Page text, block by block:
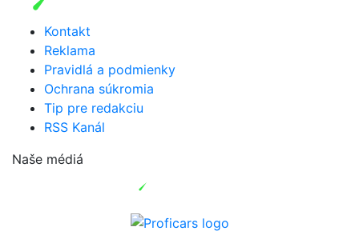
Kontakt
Reklama
Pravidlá a podmienky
Ochrana súkromia
Tip pre redakciu
RSS Kanál
Naše médiá